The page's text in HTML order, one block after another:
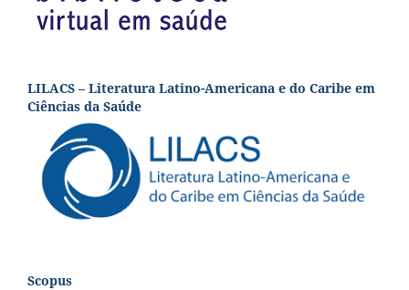
LILACS – Literatura Latino-Americana e do Caribe em
Ciências da Saúde
Scopus